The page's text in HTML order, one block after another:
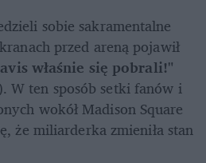
sobie sakramentalne
przed areną pojawił
właśnie się pobrali!"
W ten sposób setki fanów i
wokół Madison Square
że miliarderka zmieniła stan